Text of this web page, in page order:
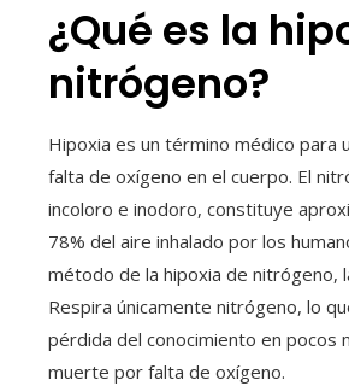
¿Qué es la
nitrógeno?
Hipoxia es un término médico para
falta de oxígeno en el cuerpo. El
incoloro e inodoro, constituye
78% del aire inhalado por los
método de la hipoxia de nitrógeno,
Respira únicamente nitrógeno, lo
pérdida del conocimiento en pocos
muerte por falta de oxígeno.